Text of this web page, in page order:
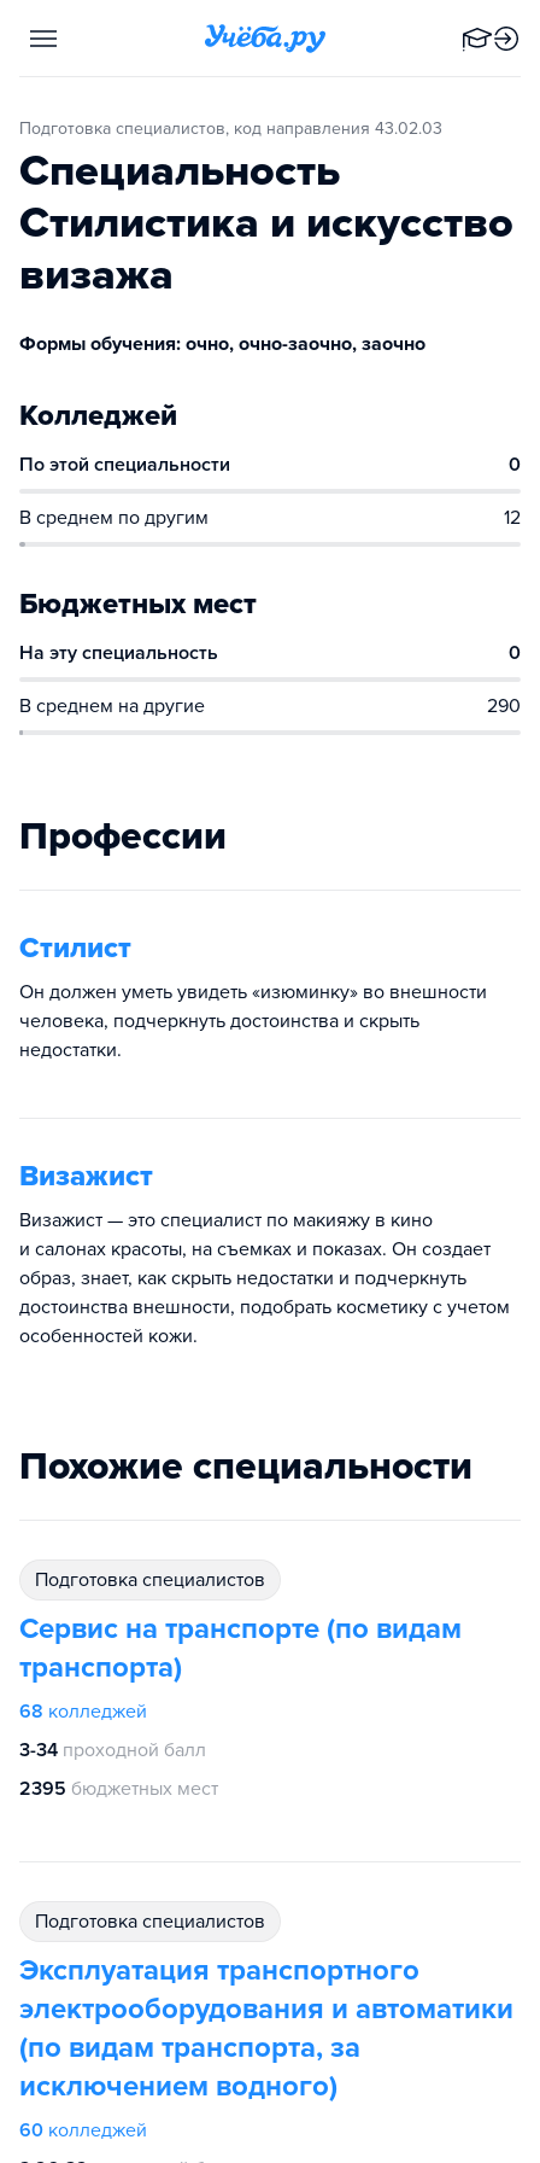
Подготовка специалистов, код направления 43.02.03
Специальность
Стилистика и искусство
визажа
Формы обучения: очно, очно-заочно, заочно
Колледжей
По этой специальности 0
В среднем по другим 12
Бюджетных мест
На эту специальность 0
В среднем на другие 290
Профессии
Стилист
Он должен уметь увидеть «изюминку» во внешности
человека, подчеркнуть достоинства и скрыть
недостатки.
Визажист
Визажист — это специалист по макияжу в кино
и салонах красоты, на съемках и показах. Он создает
образ, знает, как скрыть недостатки и подчеркнуть
достоинства внешности, подобрать косметику с учетом
особенностей кожи.
Похожие специальности
подготовка специалистов
Сервис на транспорте (по видам
транспорта)
68 колледжей
3-34 проходной балл
2395 бюджетных мест
подготовка специалистов
Эксплуатация транспортного
электрооборудования и автоматики
(по видам транспорта, за
исключением водного)
60 колледжей